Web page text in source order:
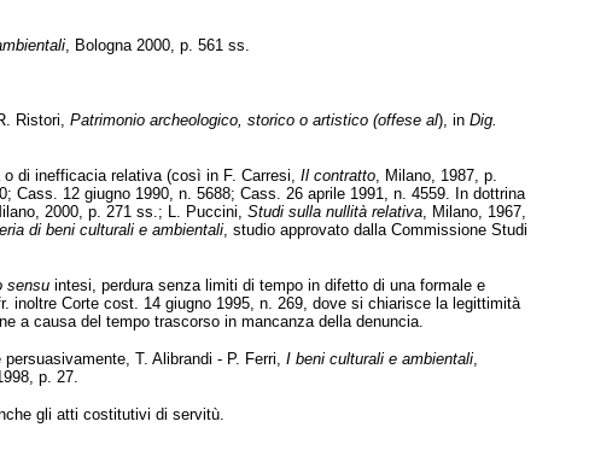
, Bologna 2000, p. 561 ss.
Ristori, Patrimonio archeologico, storico o artistico (offese al), in Dig.
di inefficacia relativa (così in F. Carresi, Il contratto, Milano, 1987, p.
Cass. 12 giugno 1990, n. 5688; Cass. 26 aprile 1991, n. 4559. In dottrina
2000, p. 271 ss.; L. Puccini, Studi sulla nullità relativa, Milano, 1967,
di beni culturali e ambientali, studio approvato dalla Commissione Studi
sensu intesi, perdura senza limiti di tempo in difetto di una formale e
inoltre Corte cost. 14 giugno 1995, n. 269, dove si chiarisce la legittimità
a causa del tempo trascorso in mancanza della denuncia.
T. Alibrandi - P. Ferri, I beni culturali e ambientali,
p. 27.
gli atti costitutivi di servitù.